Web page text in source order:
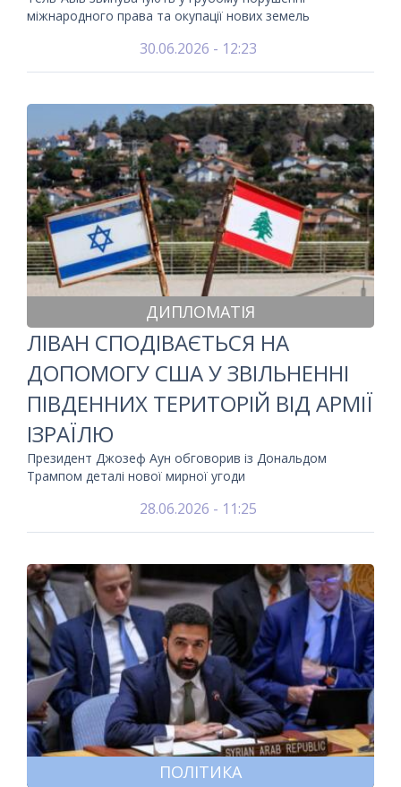
міжнародного права та окупації нових земель
30.06.2026 - 12:23
ДИПЛОМАТІЯ
ЛІВАН СПОДІВАЄТЬСЯ НА
ДОПОМОГУ США У ЗВІЛЬНЕННІ
ПІВДЕННИХ ТЕРИТОРІЙ ВІД АРМІЇ
ІЗРАЇЛЮ
Президент Джозеф Аун обговорив із Дональдом
Трампом деталі нової мирної угоди
28.06.2026 - 11:25
ПОЛІТИКА